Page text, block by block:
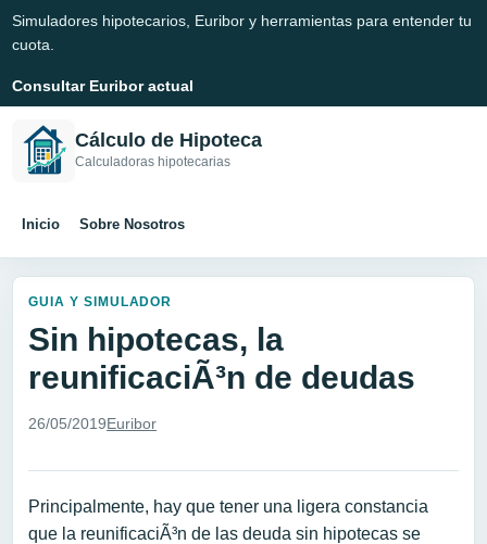
Simuladores hipotecarios, Euribor y herramientas para entender tu
cuota.
Consultar Euribor actual
Cálculo de Hipoteca
Calculadoras hipotecarias
Inicio Sobre Nosotros
GUIA Y SIMULADOR
Sin hipotecas, la
reunificaciÃ³n de deudas
26/05/2019Euribor
Principalmente, hay que tener una ligera constancia
que la reunificaciÃ³n de las deuda sin hipotecas se